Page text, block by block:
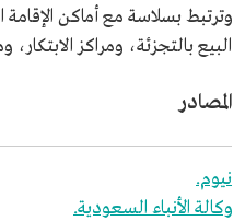
وترتبط بسلاسة مع أماكن
البيع بالتجزئة، ومراكز
المصادر
نيوم.
وكالة الأنباء السعودية.